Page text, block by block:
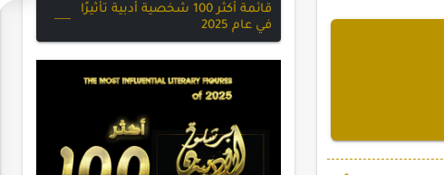
قائمة أكثر 100 شخصية أدبية تأثيرًا
في عام 2025